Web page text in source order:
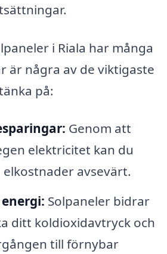
i Riala har många
är några av de viktigaste
på:
Genom att
elektricitet kan du
elkostnader avsevärt.
Solpaneler bidrar
ditt koldioxidavtryck och
till förnybar